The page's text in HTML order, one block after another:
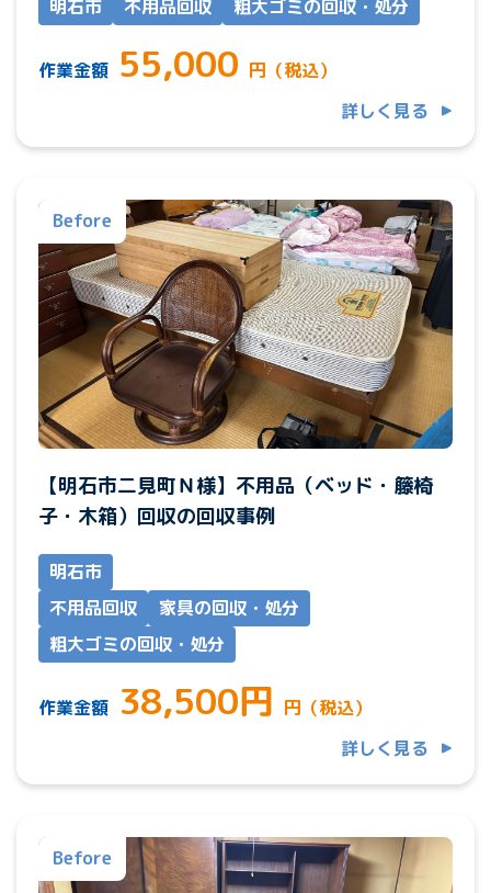
明石市 不用品回収 粗大ゴミの回収・処分
作業金額 55,000 円（税込）
詳しく見る
Before
【明石市二見町Ｎ様】不用品（ベッド・籐椅
子・木箱）回収の回収事例
明石市
不用品回収
家具の回収・処分
粗大ゴミの回収・処分
作業金額 38,500円 円（税込）
詳しく見る
Before